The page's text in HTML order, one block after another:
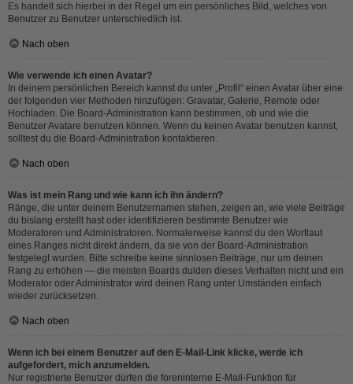
Es handelt sich hierbei in der Regel um ein persönliches Bild, welches von
Benutzer zu Benutzer unterschiedlich ist.
Nach oben
Wie verwende ich einen Avatar?
In deinem persönlichen Bereich kannst du unter „Profil“ einen Avatar über eine
der folgenden vier Methoden hinzufügen: Gravatar, Galerie, Remote oder
Hochladen. Die Board-Administration kann bestimmen, ob und wie die
Benutzer Avatare benutzen können. Wenn du keinen Avatar benutzen kannst,
solltest du die Board-Administration kontaktieren.
Nach oben
Was ist mein Rang und wie kann ich ihn ändern?
Ränge, die unter deinem Benutzernamen stehen, zeigen an, wie viele Beiträge
du bislang erstellt hast oder identifizieren bestimmte Benutzer wie
Moderatoren und Administratoren. Normalerweise kannst du den Wortlaut
eines Ranges nicht direkt ändern, da sie von der Board-Administration
festgelegt wurden. Bitte schreibe keine sinnlosen Beiträge, nur um deinen
Rang zu erhöhen — die meisten Boards dulden dieses Verhalten nicht und ein
Moderator oder Administrator wird deinen Rang unter Umständen einfach
wieder zurücksetzen.
Nach oben
Wenn ich bei einem Benutzer auf den E-Mail-Link klicke, werde ich
aufgefordert, mich anzumelden.
Nur registrierte Benutzer dürfen die foreninterne E-Mail-Funktion für